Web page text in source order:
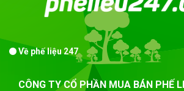
Về phế liệu 247
CÔNG TY CỔ PHẦN MUA BÁN PHẾ